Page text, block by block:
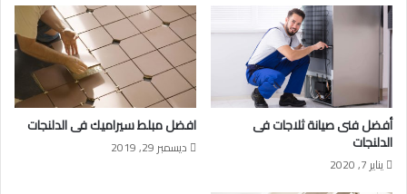
أفضل فنى صيانة ثلاجات فى
الدلنجات
يناير 7, 2020
افضل مبلط سيراميك فى الدلنجات
ديسمبر 29, 2019